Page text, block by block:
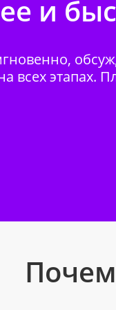
и
всех этапах.